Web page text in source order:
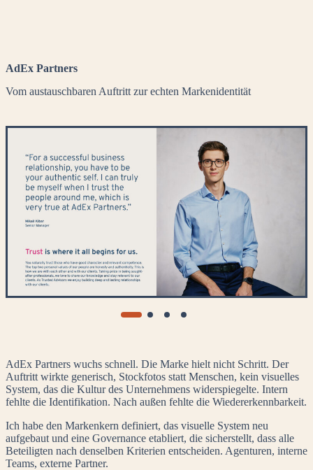
AdEx Partners
Vom austauschbaren Auftritt zur echten Markenidentität
AdEx Partners wuchs schnell. Die Marke hielt nicht Schritt. Der
Auftritt wirkte generisch, Stockfotos statt Menschen, kein visuelles
System, das die Kultur des Unternehmens widerspiegelte. Intern
fehlte die Identifikation. Nach außen fehlte die Wiedererkennbarkeit.
Ich habe den Markenkern definiert, das visuelle System neu
aufgebaut und eine Governance etabliert, die sicherstellt, dass alle
Beteiligten nach denselben Kriterien entscheiden. Agenturen, interne
Teams, externe Partner.